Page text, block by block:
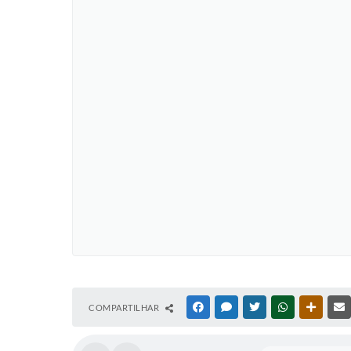
COMPARTILHAR FACEBOOKMESSENGER
TWITTERWHATSAPP